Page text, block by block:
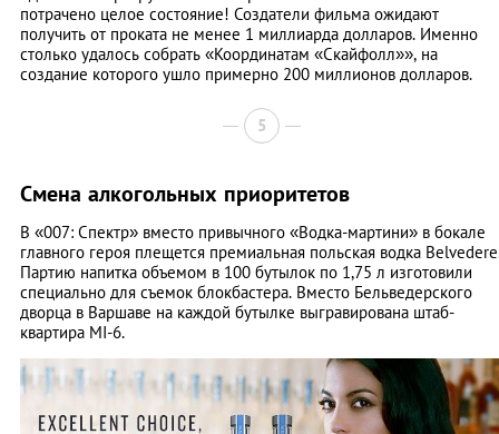
потрачено целое состояние! Создатели фильма ожидают
получить от проката не менее 1 миллиарда долларов. Именно
столько удалось собрать «Координатам «Скайфолл»», на
создание которого ушло примерно 200 миллионов долларов.
5
Смена алкогольных приоритетов
В «007: Спектр» вместо привычного «Водка-мартини» в бокале
главного героя плещется премиальная польская водка
Партию напитка объемом в 100 бутылок по 1,75 л изготовили
специально для съемок блокбастера. Вместо Бельведерского
дворца в Варшаве на каждой бутылке выгравирована штаб-
квартира MI-6.